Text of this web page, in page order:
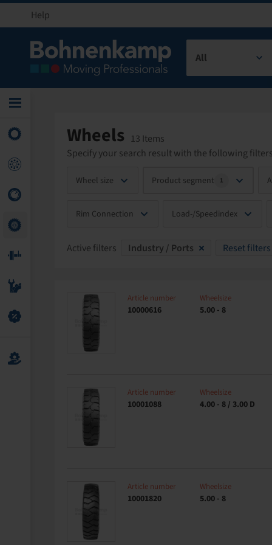
Help
All
Wheels 13 Items
Specify your search result with the following
Wheel size Product segment 1
Rim Connection Load-/Speedindex
Active filters Industry / Ports Reset filters
Article number
10000616
Wheelsize
5.00 - 8
Article number
10001088
Wheelsize
4.00 - 8 / 3.00 D
Article number
10001820
Wheelsize
5.00 - 8